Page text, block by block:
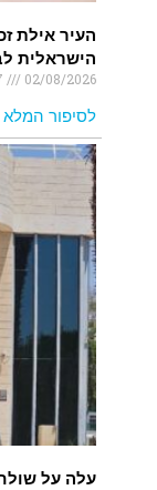
העיר אילת
הישראלית
02/08/2026
לסיפור המלא
עלה על